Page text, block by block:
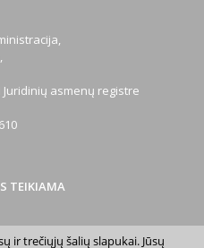
asmenų registre
TEIKIAMA
ir trečiųjų šalių slapukai. Jūsų